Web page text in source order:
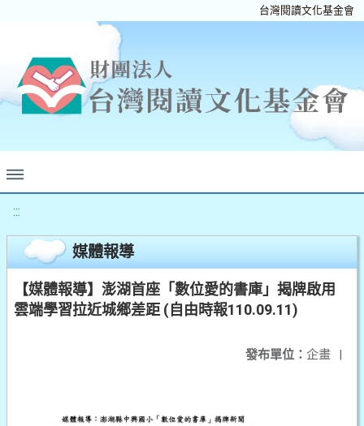
台灣閱讀文化基金會
:::
媒體報導
【媒體報導】澎湖首座「數位愛的書庫」揭牌啟用
雲端學習拉近城鄉差距 (自由時報110.09.11)
發布單位： 企畫 |